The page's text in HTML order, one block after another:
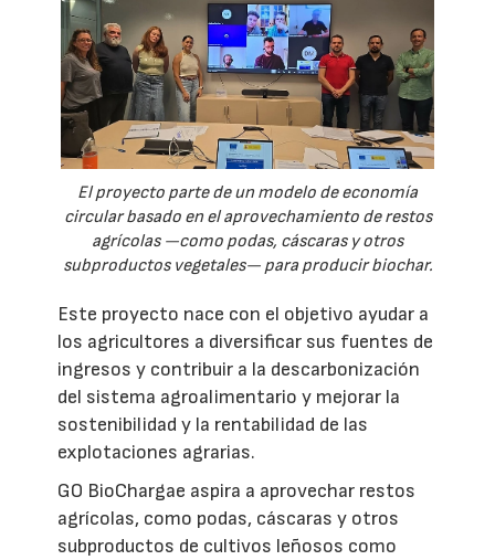
El proyecto parte de un modelo de economía
circular basado en el aprovechamiento de restos
agrícolas —como podas, cáscaras y otros
subproductos vegetales— para producir biochar.
Este proyecto nace con el objetivo ayudar a
los agricultores a diversificar sus fuentes de
ingresos y contribuir a la descarbonización
del sistema agroalimentario y mejorar la
sostenibilidad y la rentabilidad de las
explotaciones agrarias.
GO BioChargae aspira a aprovechar restos
agrícolas, como podas, cáscaras y otros
subproductos de cultivos leñosos como